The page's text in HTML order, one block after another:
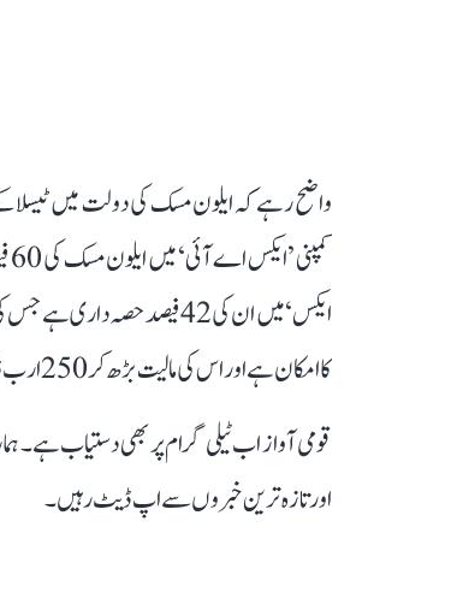
واضح رہے کہ ایلون مسک کی دولت میں ٹیسلا
کا امکان ہے اور اس کی مالیت بڑھ کر 250 ارب ڈالر تک ہو سکتی ہے۔
قومی آواز اب ٹیلی گرام پر بھی دستیاب
اور تازہ ترین خبروں سے اپ ڈیٹ رہیں۔